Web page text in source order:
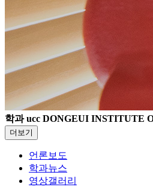
학과 ucc DONGEUI INSTITUTE
더보기
언론보도
학과뉴스
영상갤러리